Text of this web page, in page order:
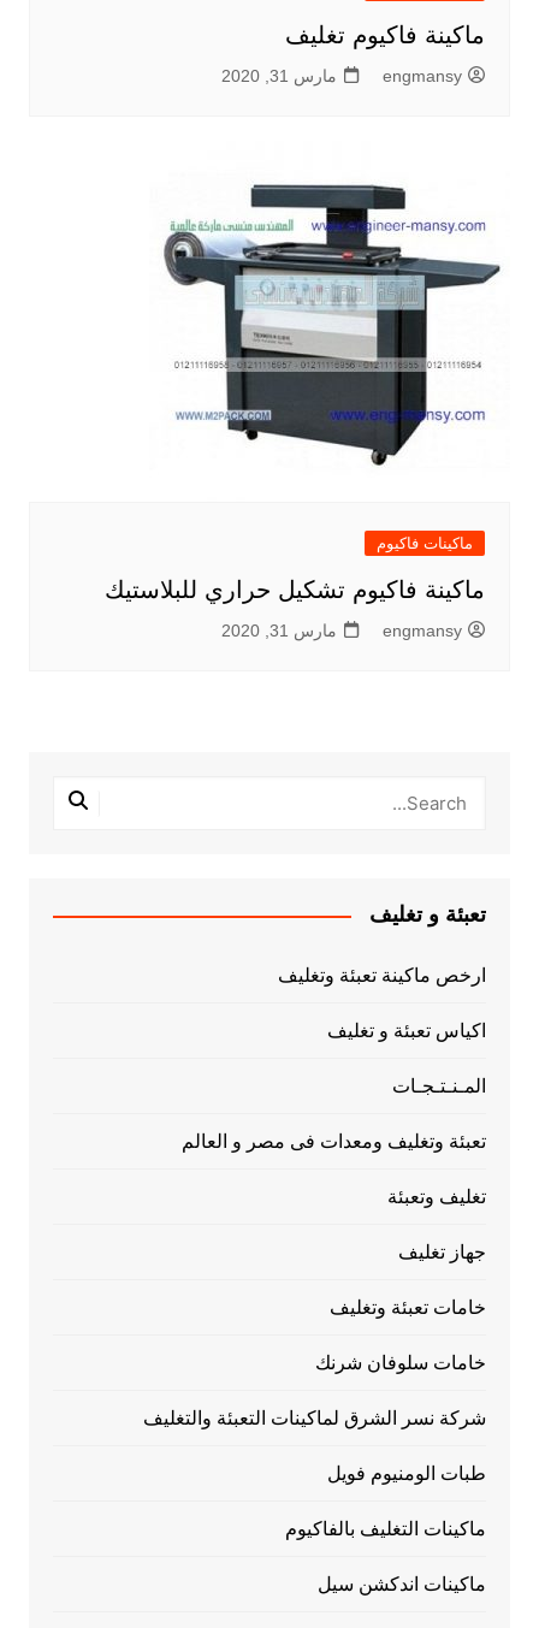
ماكينة فاكيوم تغليف
engmansy مارس 31, 2020
ماكينات فاكيوم
ماكينة فاكيوم تشكيل حراري للبلاستيك
engmansy مارس 31, 2020
تعبئة و تغليف
ارخص ماكينة تعبئة وتغليف
اكياس تعبئة و تغليف
المـنـتـجـات
تعبئة وتغليف ومعدات فى مصر و العالم
تغليف وتعبئة
جهاز تغليف
خامات تعبئة وتغليف
خامات سلوفان شرنك
شركة نسر الشرق لماكينات التعبئة والتغليف
طبات الومنيوم فويل
ماكينات التغليف بالفاكيوم
ماكينات اندكشن سيل